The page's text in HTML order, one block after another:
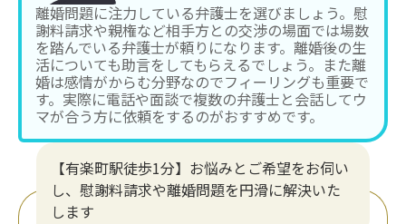
離婚問題に注力している弁護士を選びましょう。慰
謝料請求や親権など相手方との交渉の場面では場数
を踏んでいる弁護士が頼りになります。離婚後の生
活についても助言をしてもらえるでしょう。また離
婚は感情がからむ分野なのでフィーリングも重要で
す。実際に電話や面談で複数の弁護士と会話してウ
マが合う方に依頼をするのがおすすめです。
【有楽町駅徒歩1分】お悩みとご希望をお伺い
し、慰謝料請求や離婚問題を円滑に解決いた
します